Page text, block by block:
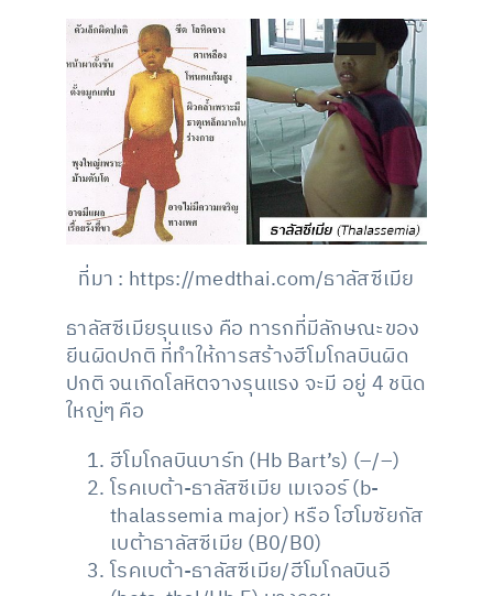
ที่มา : https://medthai.com/ธาลัสซีเมีย
ธาลัสซีเมียรุนแรง คือ ทารกที่มีลักษณะของ
ยีนผิดปกติ ที่ทำให้การสร้างฮีโมโกลบินผิด
ปกติ จนเกิดโลหิตจางรุนแรง จะมี อยู่ 4 ชนิด
ใหญ่ๆ คือ
ฮีโมโกลบินบาร์ท (Hb Bart’s) (–/–)
โรคเบต้า-ธาลัสซีเมีย เมเจอร์ (b-
thalassemia major) หรือ โฮโมซัยกัส
เบต้าธาลัสซีเมีย (B0/B0)
โรคเบต้า-ธาลัสซีเมีย/ฮีโมโกลบินอี